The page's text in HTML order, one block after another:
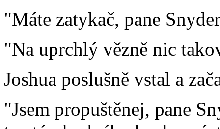
"Máte zatykač, pane
"Na uprchlý vězně nic
Joshua poslušně vstal a
"Jsem propuštěnej, pane